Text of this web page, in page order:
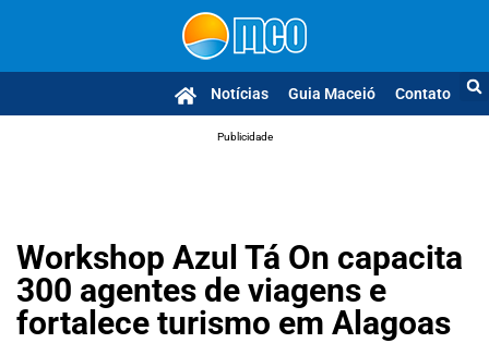
Notícias Guia Maceió Contato
Publicidade
Workshop Azul Tá On capacita
300 agentes de viagens e
fortalece turismo em Alagoas